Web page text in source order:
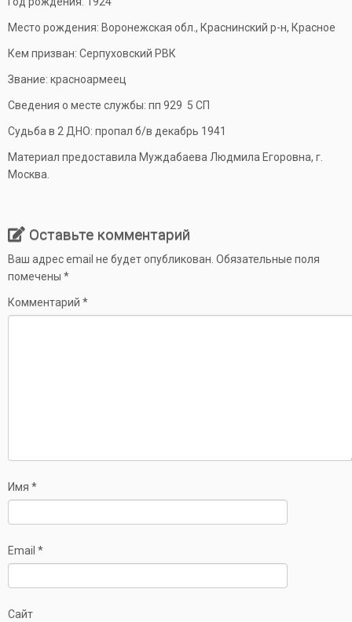
Место рождения: Воронежская обл., Краснинский р-н, Красное
Кем призван: Серпуховский РВК
Звание: красноармеец
Сведения о месте службы: пп 929 5 СП
Судьба в 2 ДНО: пропал б/в декабрь 1941
Материал предоставила Муждабаева Людмила Егоровна, г.
Москва.
Оставьте комментарий
Ваш адрес email не будет опубликован. Обязательные поля
помечены *
Комментарий *
Имя *
Email *
Сайт